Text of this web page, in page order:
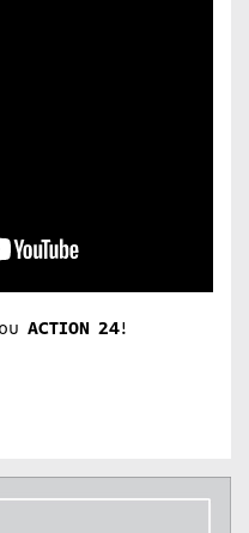
ACTION 24!